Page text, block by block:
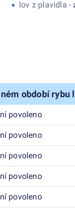
lov z plavidla -
období rybu
povoleno
povoleno
povoleno
povoleno
povoleno